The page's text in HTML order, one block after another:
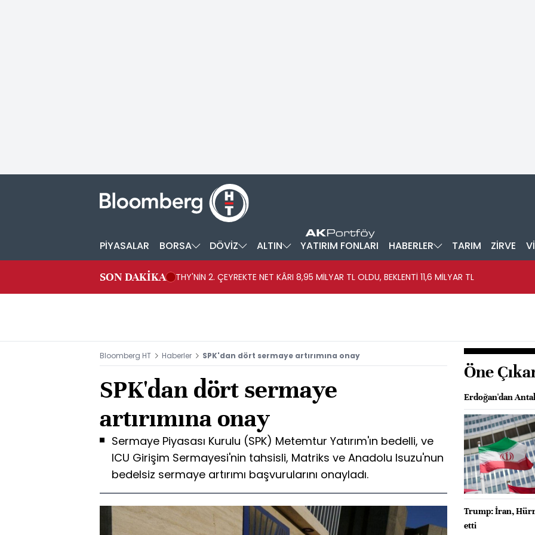
PİYASALAR BORSA DÖVİZ ALTIN YATIRIM FONLARI HABERLER TARIM ZİRVE
SON DAKİKA THY'NİN 2. ÇEYREKTE NET KÂRI 8,95 MİLYAR TL OLDU, BEKLENTİ 11,6 MİLYAR TL
Bloomberg HT Haberler SPK'dan dört sermaye artırımına onay
SPK'dan dört sermaye
artırımına onay
Sermaye Piyasası Kurulu (SPK) Metemtur Yatırım'ın bedelli, ve
ICU Girişim Sermayesi'nin tahsisli, Matriks ve Anadolu Isuzu'nun
bedelsiz sermaye artırımı başvurularını onayladı.
Öne
Erdoğan'dan
Trump: İran,
etti